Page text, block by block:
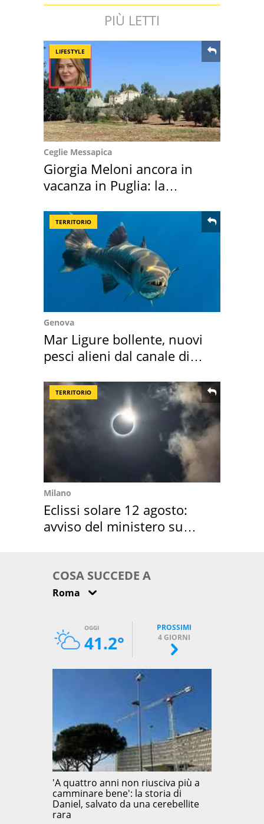
PIÙ LETTI
LIFESTYLE
Ceglie Messapica
Giorgia Meloni ancora in
vacanza in Puglia: la
TERRITORIO
Genova
Mar Ligure bollente, nuovi
pesci alieni dal canale di
TERRITORIO
Milano
Eclissi solare 12 agosto:
avviso del ministero su